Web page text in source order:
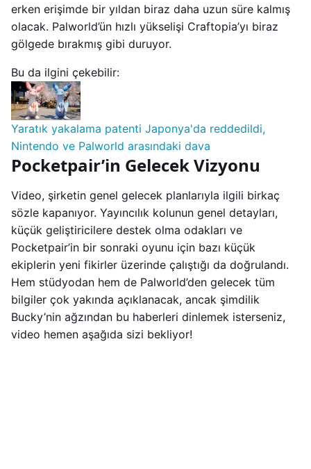
erken erişimde bir yıldan biraz daha uzun süre kalmış
olacak. Palworld’ün hızlı yükselişi Craftopia’yı biraz
gölgede bırakmış gibi duruyor.
Bu da ilgini çekebilir:
Yaratık yakalama patenti Japonya'da reddedildi,
Nintendo ve Palworld arasındaki dava
Pocketpair’in Gelecek Vizyonu
Video, şirketin genel gelecek planlarıyla ilgili birkaç
sözle kapanıyor. Yayıncılık kolunun genel detayları,
küçük geliştiricilere destek olma odakları ve
Pocketpair’in bir sonraki oyunu için bazı küçük
ekiplerin yeni fikirler üzerinde çalıştığı da doğrulandı.
Hem stüdyodan hem de Palworld’den gelecek tüm
bilgiler çok yakında açıklanacak, ancak şimdilik
Bucky’nin ağzından bu haberleri dinlemek isterseniz,
video hemen aşağıda sizi bekliyor!